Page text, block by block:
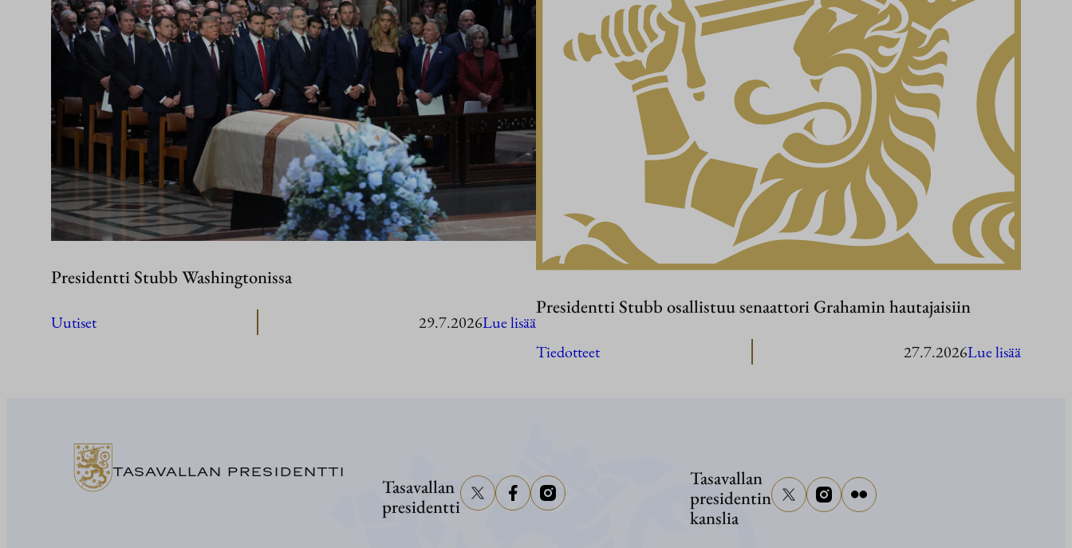
Presidentti Stubb Washingtonissa
Uutiset 29.7.2026Lue lisää:
Presidentti
Presidentti Stubb osallistuu senaattori Grahamin hautajaisiin
Tiedotteet 27.7.2026Lue lisää:
TASAVALLAN PRESIDENTTI
Tasavallan
presidentti
Tasavallan
presidentin
kanslia